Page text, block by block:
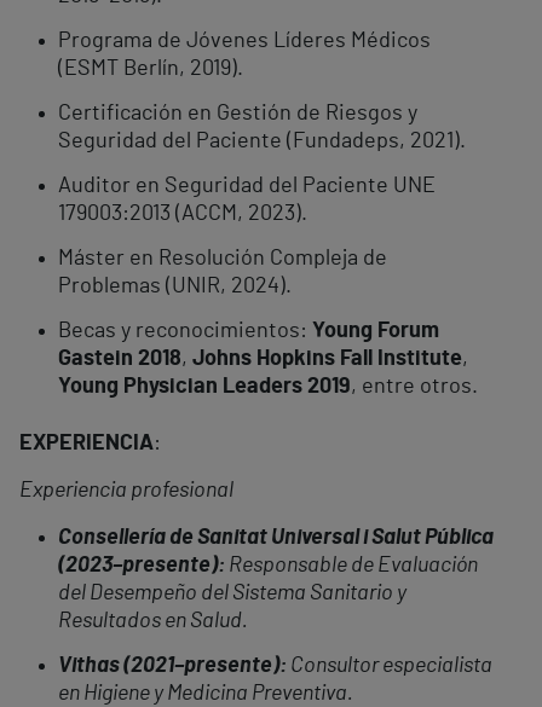
Programa de Jóvenes Líderes Médicos
(ESMT Berlín, 2019).
Certificación en Gestión de Riesgos y
Seguridad del Paciente (Fundadeps, 2021).
Auditor en Seguridad del Paciente UNE
179003:2013 (ACCM, 2023).
Máster en Resolución Compleja de
Problemas (UNIR, 2024).
Becas y reconocimientos: Young Forum
Gastein 2018, Johns Hopkins Fall Institute,
Young Physician Leaders 2019, entre otros.
EXPERIENCIA:
Experiencia profesional
Consellería de Sanitat Universal i Salut Pública
(2023–presente): Responsable de Evaluación
del Desempeño del Sistema Sanitario y
Resultados en Salud.
Vithas (2021–presente): Consultor especialista
en Higiene y Medicina Preventiva.